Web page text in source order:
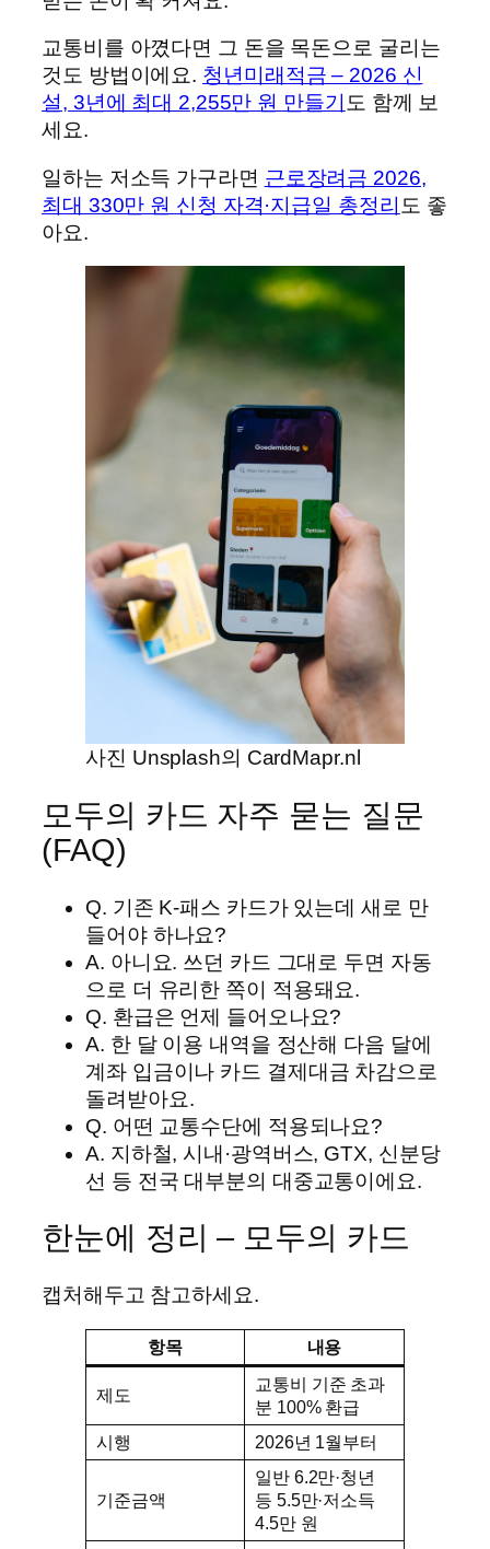
교통비를 아꼈다면 그 돈을 목돈으로 굴리는
것도 방법이에요. 청년미래적금 – 2026 신
설, 3년에 최대 2,255만 원 만들기 도 함께 보
세요.
일하는 저소득 가구라면 근로장려금 2026,
최대 330만 원 신청 자격·지급일 총정리 도 좋
아요.
사진 Unsplash의 CardMapr.nl
모두의 카드 자주 묻는 질문
(FAQ)
Q. 기존 K-패스 카드가 있는데 새로 만
들어야 하나요?
A. 아니요. 쓰던 카드 그대로 두면 자동
으로 더 유리한 쪽이 적용돼요.
Q. 환급은 언제 들어오나요?
A. 한 달 이용 내역을 정산해 다음 달에
계좌 입금이나 카드 결제대금 차감으로
돌려받아요.
Q. 어떤 교통수단에 적용되나요?
A. 지하철, 시내·광역버스, GTX, 신분당
선 등 전국 대부분의 대중교통이에요.
한눈에 정리 – 모두의 카드
캡처해두고 참고하세요.
항목 내용
제도
교통비 기준 초과
분 100% 환급
시행
2026년 1월부터
기준금액
일반 6.2만·청년
등 5.5만·저소득
4.5만 원